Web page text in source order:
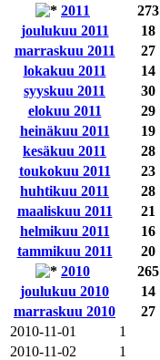
2011
273
joulukuu 2011
18
marraskuu 2011
27
lokakuu 2011
14
syyskuu 2011
30
elokuu 2011
29
heinäkuu 2011
19
kesäkuu 2011
28
toukokuu 2011
23
huhtikuu 2011
28
maaliskuu 2011
21
helmikuu 2011
16
tammikuu 2011
20
2010
265
joulukuu 2010
14
marraskuu 2010
27
2010-11-01
1
2010-11-02
1